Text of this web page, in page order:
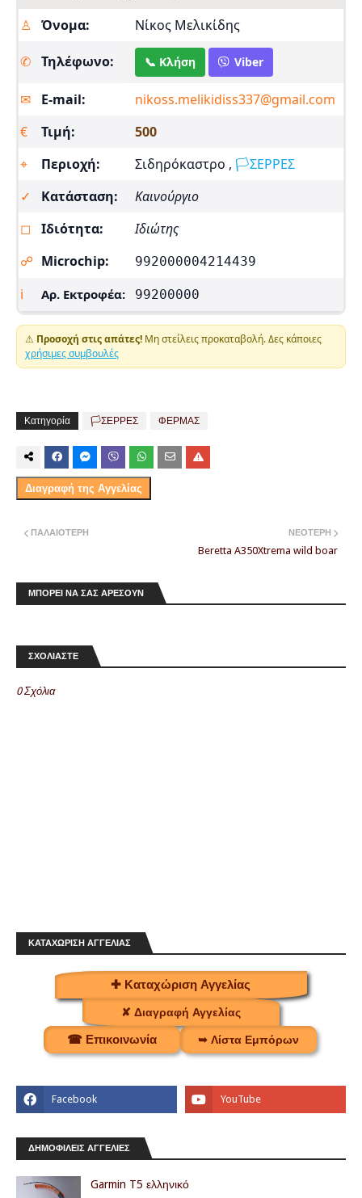
♙ Όνομα: Νίκος Μελικίδης
✆ Τηλέφωνο: 📞 Κλήση Viber
✉︎ E-mail:
nikoss.melikidiss337@gmail.com
€
Τιμή:
500
⌖
Περιοχή: Σιδηρόκαστρο , 🏳️ΣΕΡΡΕΣ
✓
Κατάσταση:
Καινούργιο
◻
Ιδιότητα:
Ιδιώτης
☍ Microchip: 992000004214439
ℹ Αρ. Εκτροφέα: 99200000
⚠ Προσοχή στις απάτες! Μη στείλεις προκαταβολή. Δες κάποιες
χρήσιμες συμβουλές
Κατηγορία 🏳️ΣΕΡΡΕΣ ΦΕΡΜΑΣ
Διαγραφή της Αγγελίας
ΝΕΌΤΕΡΗ
Beretta A350Xtrema wild boar
ΠΑΛΑΙΌΤΕΡΗ
ΜΠΟΡΕΙ ΝΑ ΣΑΣ ΑΡΕΣΟΥΝ
ΣΧΟΛΙΑΣΤΕ
0 Σχόλια
ΚΑΤΑΧΩΡΙΣΗ ΑΓΓΕΛΙΑΣ
✚ Καταχώριση Αγγελίας
✘ Διαγραφή Αγγελίας
☎ Επικοινωνία ➥ Λίστα Εμπόρων
ΔΗΜΟΦΙΛΕΙΣ ΑΓΓΕΛΙΕΣ
Garmin T5 ελληνικό